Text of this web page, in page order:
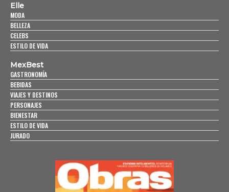
Elle
MODA
BELLEZA
CELEBS
ESTILO DE VIDA
MexBest
GASTRONOMÍA
BEBIDAS
VIAJES Y DESTINOS
PERSONAJES
BIENESTAR
ESTILO DE VIDA
JURADO